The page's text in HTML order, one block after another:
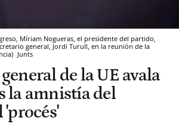
Míriam Nogueras, el presidente del partido,
general, Jordi Turull, en la reunión de la
Junts
de la UE avala
la amnistía del
'procés'